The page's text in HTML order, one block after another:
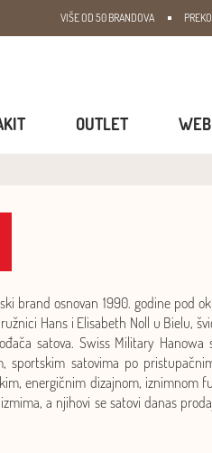
VIŠE OD 50 BRANDOVA
OUTLET
brand osnovan 1990. godine pod
Hans i Elisabeth Noll u Bielu,
satova. Swiss Military
sportskim satovima po
energičnim dizajnom, iznimnom
a njihovi se satovi danas